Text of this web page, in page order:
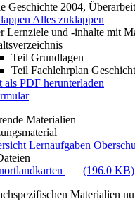
Geschichte 2004,
Alles zuklappen
Lernziele und -inhalte mit
Teil Grundlagen
Teil Fachlehrplan
als PDF herunterladen
Materialien
Lernaufgaben
(196.0 KB)
Materialien